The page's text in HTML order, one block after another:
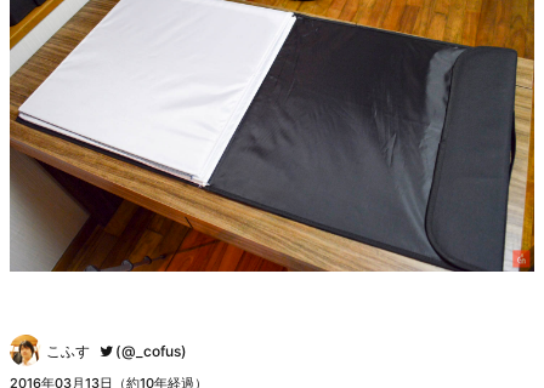
こふす (@_cofus)
2016年03月13日（約10年経過）